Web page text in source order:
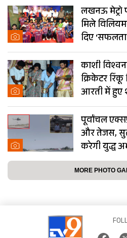
लखनऊ मेट्रो
मिले
दिए ‘सफलता
काशी
क्रिकेटर
आरती में हुए
पूर्वांचल
और तेजस,
करेगी युद्ध
MORE PHOTO